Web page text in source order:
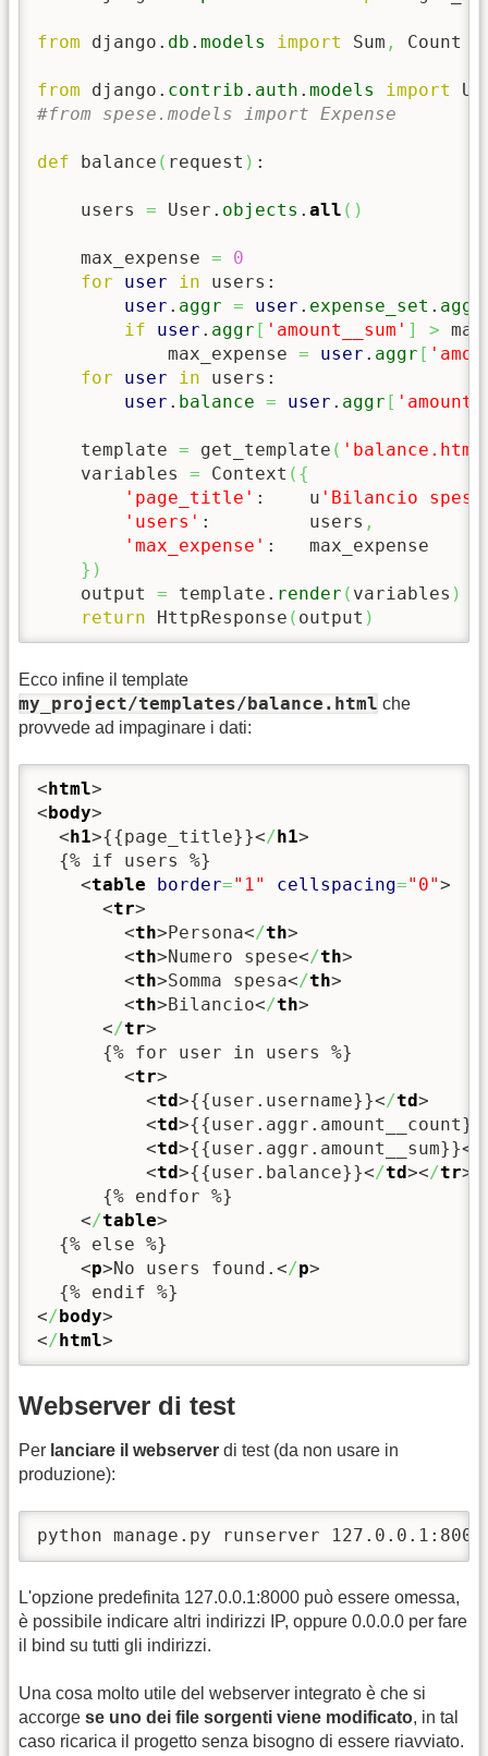
from django. db . models import Sum , Count
from django. contrib . auth . models
import
#from spese.models import Expense
def balance ( request ) :
    users
= User. objects . all ( )
    max_expense
=
0
for
user in users:
user . aggr = user . expense_set .
if
user . aggr [ 'amount__sum' ] >
            max_expense
= user . aggr [
for
user in users:
user . balance = user . aggr [
    template
= get_template (
    variables
= Context ( {
'page_title' :    u 'Bilancio
'users' :         users ,
'max_expense' :   max_expense
} )
    output
= template. render ( variables )
return HttpResponse ( output )
Ecco infine il template
my_project/templates/balance.html che
provvede ad impaginare i dati:
< html>
< body>
< h1>{{page_title}}</ h1>
  {% if users %}
<table border="1" cellspacing="0">
<tr>
<th> Persona</th>
<th>Numero spese</th>
<th>Somma spesa</th>
<th> Bilancio</th>
</tr>
      {% for user in users %}
<tr>
<td>{{user.username}}</td>
<td>{{user.aggr.amount__count}}
<td>{{user.aggr.amount__sum}}<
<td>{{user.balance}}</td></tr>
      {% endfor %}
</table>
  {% else %}
<p>No users found. </p>
</ body>
</ html>
Webserver di test
Per lanciare il webserver di test (da non usare in
produzione):
python manage.py runserver 127.0.0.1:8000
L'opzione predefinita 127.0.0.1:8000 può essere omessa,
è possibile indicare altri indirizzi IP, oppure 0.0.0.0 per fare
il bind su tutti gli indirizzi.
Una cosa molto utile del webserver integrato è che si
accorge se uno dei file sorgenti viene modificato, in tal
caso ricarica il progetto senza bisogno di essere riavviato.